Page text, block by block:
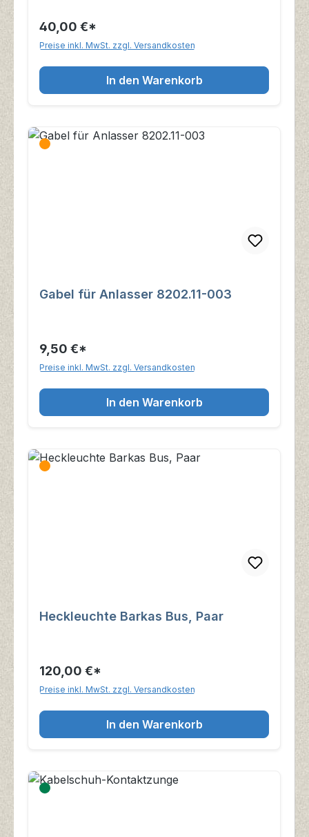
40,00 €*
Preise inkl. MwSt. zzgl. Versandkosten
In den Warenkorb
Gabel für Anlasser 8202.11-003
9,50 €*
Preise inkl. MwSt. zzgl. Versandkosten
In den Warenkorb
Heckleuchte Barkas Bus, Paar
120,00 €*
Preise inkl. MwSt. zzgl. Versandkosten
In den Warenkorb